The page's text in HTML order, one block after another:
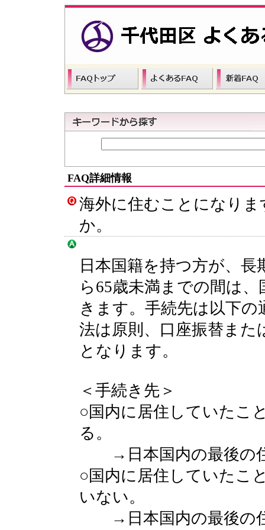
FAQ詳細情報
海外に住むことになり
か。
日本国籍を持つ方が、
ら65歳未満までの間は
きます。手続先は以下
法は原則、口座振替ま
となります。
＜手続き先＞
○国内に居住していたこ
る。
→日本国内の最後の住
○国内に居住していたこ
いない。
→日本国内の最後の住